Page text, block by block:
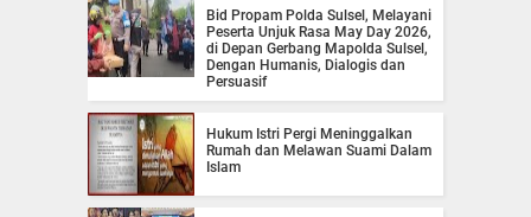
Bid Propam Polda Sulsel, Melayani
Peserta Unjuk Rasa May Day 2026,
di Depan Gerbang Mapolda Sulsel,
Dengan Humanis, Dialogis dan
Persuasif
Hukum Istri Pergi Meninggalkan
Rumah dan Melawan Suami Dalam
Islam